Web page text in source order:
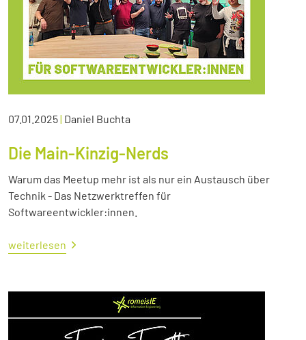
07.01.2025| Daniel Buchta
Die Main-Kinzig-Nerds
Warum das Meetup mehr ist als nur ein Austausch über
Technik - Das Netzwerktreffen für
Softwareentwickler:innen.
weiterlesen